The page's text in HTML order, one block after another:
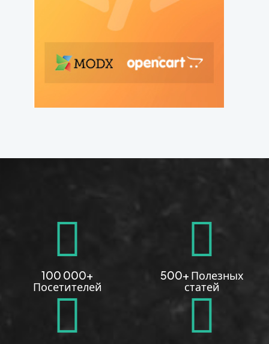
100 000+
Посетителей
500+ Полезных
статей